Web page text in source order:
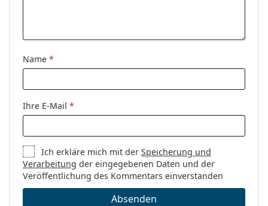
Name *
Ihre E-Mail *
Ich erkläre mich mit derSpeicherung und
Verarbeitung der eingegebenen Daten und der
Veröffentlichung des Kommentars einverstanden
Absenden